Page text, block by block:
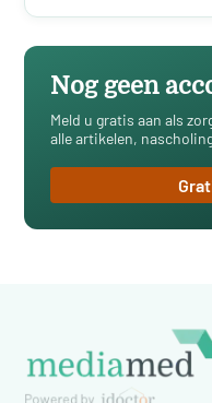
Nog geen
Meld u gratis aan als
alle artikelen,